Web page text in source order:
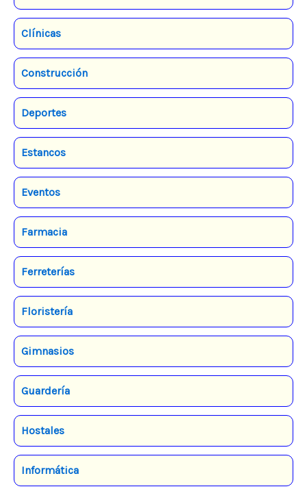
Clínicas
Construcción
Deportes
Estancos
Eventos
Farmacia
Ferreterías
Floristería
Gimnasios
Guardería
Hostales
Informática